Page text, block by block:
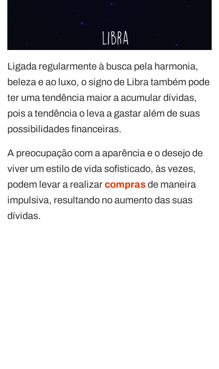
Ligada regularmente à busca pela harmonia,
beleza e ao luxo, o signo de Libra também pode
ter uma tendência maior a acumular dívidas,
pois a tendência o leva a gastar além de suas
possibilidades financeiras.
A preocupação com a aparência e o desejo de
viver um estilo de vida sofisticado, às vezes,
podem levar a realizarcomprasde maneira
impulsiva, resultando no aumento das suas
dívidas.